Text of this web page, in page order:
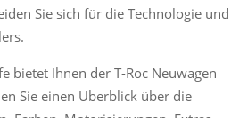
Sie sich für die Technologie und
bietet Ihnen der T-Roc Neuwagen
Sie einen Überblick über die